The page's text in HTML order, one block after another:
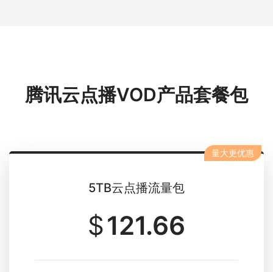
腾讯云点播VOD产品套餐包
量大更优惠
5TB云点播流量包
$121.66